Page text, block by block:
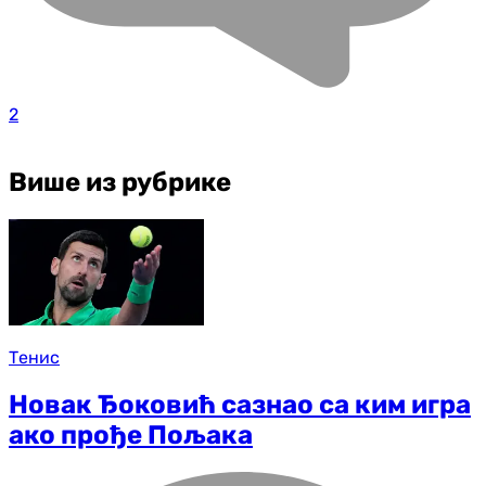
2
Више из рубрике
Тенис
Новак Ђоковић сазнао са ким игра
ако прође Пољака